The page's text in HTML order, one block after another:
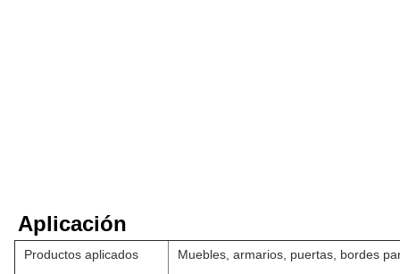
Aplicación
Productos aplicados Muebles, armarios, puertas, bordes